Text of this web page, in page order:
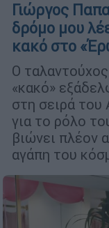
Γιώργος
δρόμο μου
κακό στο
Ο
«κακό»
στη σειρά του
για το ρόλο
βιώνει πλέον
αγάπη του